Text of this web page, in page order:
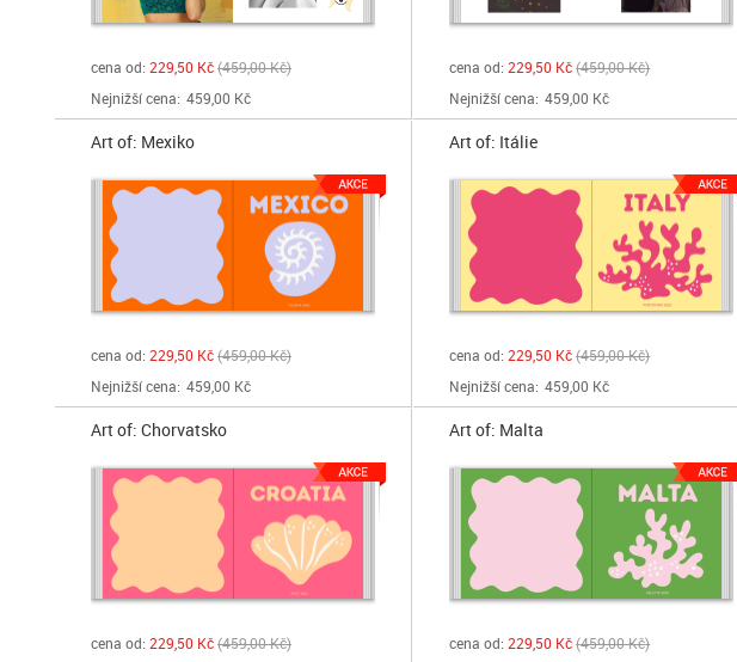
cena od: 229,50 Kč 459,00 Kč
Nejnižší cena: 459,00 Kč
cena od: 229,50 Kč 459,00 Kč
Nejnižší cena: 459,00 Kč
Art of: Mexiko
cena od: 229,50 Kč 459,00 Kč
Nejnižší cena: 459,00 Kč
Art of: Itálie
cena od: 229,50 Kč 459,00 Kč
Nejnižší cena: 459,00 Kč
Art of: Chorvatsko
cena od: 229,50 Kč 459,00 Kč
Art of: Malta
cena od: 229,50 Kč 459,00 Kč